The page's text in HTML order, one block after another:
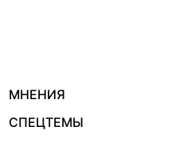
МНЕНИЯ
СПЕЦТЕМЫ